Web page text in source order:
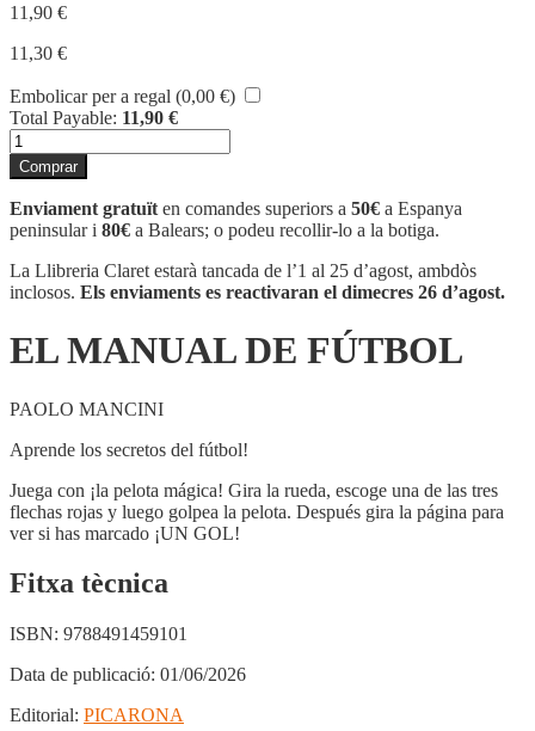
11,90 €
11,30 €
Embolicar per a regal (0,00 €)
Total Payable: 11,90 €
quantitat
de
EL
MANUAL
DE
FÚTBOL
Comprar
Enviament gratuït en comandes superiors a 50€ a Espanya
peninsular i 80€ a Balears; o podeu recollir-lo a la botiga.
La Llibreria Claret estarà tancada de l’1 al 25 d’agost, ambdòs
inclosos. Els enviaments es reactivaran el dimecres 26 d’agost.
EL MANUAL DE FÚTBOL
PAOLO MANCINI
Aprende los secretos del fútbol!
Juega con ¡la pelota mágica! Gira la rueda, escoge una de las tres
flechas rojas y luego golpea la pelota. Después gira la página para
ver si has marcado ¡UN GOL!
Fitxa tècnica
ISBN: 9788491459101
Data de publicació: 01/06/2026
Editorial: PICARONA